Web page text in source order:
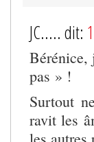
JC..... dit:
Bérénice,
pas » !
Surtout
ravit les
les